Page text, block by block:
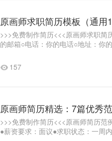
原画师求职简历模板（通用
>>>免费制作简历<<<原画师求职
的邮箱○电话：你的电话○地址：你
157
原画师简历精选：7篇优秀
>>>免费制作简历<<<原画师简历
●薪资要求：面议●求职状态：一周